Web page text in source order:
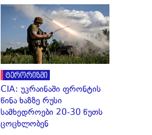
ტერორიზმი
CIA: უკრაინაში ფრონტის
წინა ხაზზე რუსი
სამხედროები 20-30 წუთს
ცოცხლობენ